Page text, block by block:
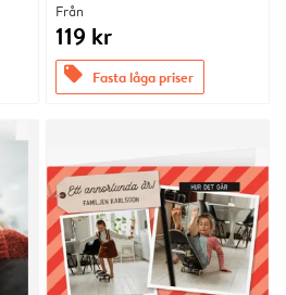
Från
119 kr
offers Fasta låga priser